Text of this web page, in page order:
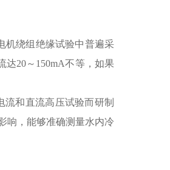
绕组绝缘试验中普遍采
达20～150mA不等，如果
和直流高压试验而研制
响，能够准确测量水内冷